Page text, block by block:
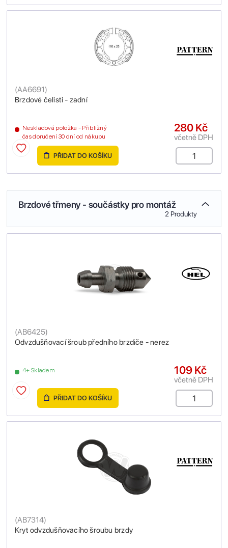
Brzdové čelisti - zadní
(AA6691)
Neskladová položka - Přibližný
čas doručení 30 dní od nákupu
280 Kč
včetně DPH
PŘIDAT DO KOŠÍKU
Brzdové třmeny - součástky pro montáž
2 Produkty
Odvzdušňovací šroub předního brzdiče - nerez
(AB6425)
4+ Skladem 109 Kč
včetně DPH
PŘIDAT DO KOŠÍKU
Kryt odvzdušňovacího šroubu brzdy
(AB7314)